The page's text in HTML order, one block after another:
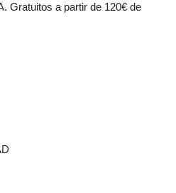
Gratuitos a partir de 120€ de